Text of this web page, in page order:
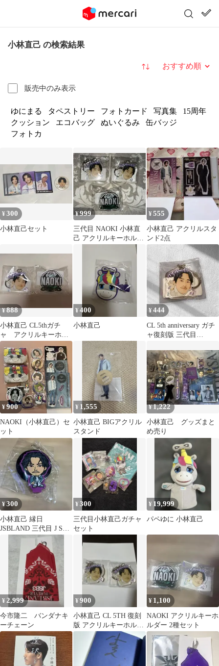
小林直己 の検索結果
販売中のみ表示
並び替え
ゆにまる タペストリー フォトカード 写真集
15周年
クッション
エコバッグ ぬいぐるみ
缶バッジ
フォトカ
¥300
小林直己セット
¥999
三代目 NAOKI 小林直
己 アクリルキーホルダ
ー バッジ3点セット CL
¥555
小林直己 アクリルスタ
ンド2点
¥888
小林直己 CL5thガチ
ャ アクリルキーホル
ダー 2点セット
¥400
小林直己
¥444
CL 5th anniversary ガチ
ャ復刻版 三代目
¥900
NAOKI（小林直己）セ
ット
¥ 1,555
小林直己 BIGアクリル
スタンド
¥1,222
小林直己 グッズまと
め売り
¥300
小林直己 縁日
JSBLAND 三代目 J Soul
Brothers
¥300
三代目小林直己ガチャ
セット
¥ 19,999
パペゆに 小林直己
¥ 2,999
今市隆二 バンダナキ
ーチェーン
¥900
小林直己 CL 5TH 復刻
版 アクリルキーホルダ
ー2個セット
¥ 1,100
NAOKI アクリルキーホ
ルダー 2種セット